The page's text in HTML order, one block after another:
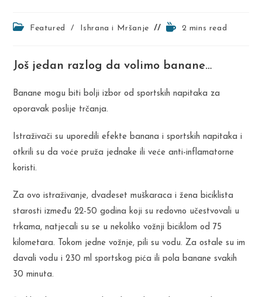
PostFeatured / Ishrana i Mršanje
Reading2 mins read
Još jedan razlog da volimo banane…
Banane mogu biti bolji izbor od sportskih napitaka za
oporavak poslije trčanja.
Istraživači su uporedili efekte banana i sportskih napitaka i
otkrili su da voće pruža jednake ili veće anti-inflamatorne
koristi.
Za ovo istraživanje, dvadeset muškaraca i žena biciklista
starosti između 22-50 godina koji su redovno učestvovali u
trkama, natjecali su se u nekoliko vožnji biciklom od 75
kilometara. Tokom jedne vožnje, pili su vodu. Za ostale su im
davali vodu i 230 ml sportskog pića ili pola banane svakih
30 minuta.